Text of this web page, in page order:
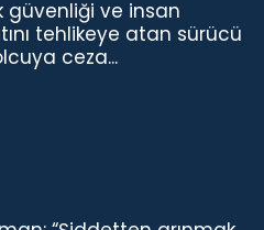
güvenliği ve insan
tehlikeye atan sürücü
ceza...